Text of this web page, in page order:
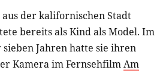
aus der kalifornischen Stadt
bereits als Kind als Model. Im
Jahren hatte sie ihren
Kamera im FernsehfilmAm